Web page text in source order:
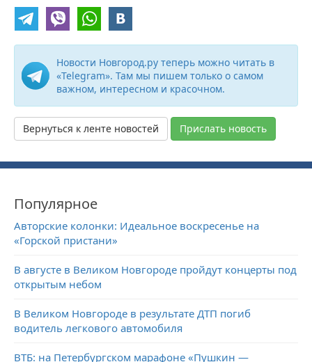
Новости Новгород.ру теперь можно читать в
«Telegram». Там мы пишем только о самом
важном, интересном и красочном.
Вернуться к ленте новостей Прислать новость
Популярное
Авторские колонки: Идеальное воскресенье на
«Горской пристани»
В августе в Великом Новгороде пройдут концерты под
открытым небом
В Великом Новгороде в результате ДТП погиб
водитель легкового автомобиля
ВТБ: на Петербургском марафоне «Пушкин —